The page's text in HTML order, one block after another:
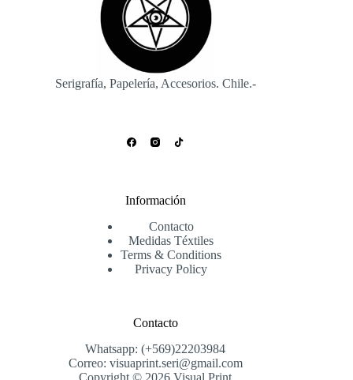
Serigrafía, Papelería, Accesorios. Chile.-
Información
Contacto
Medidas Téxtiles
Terms & Conditions
Privacy Policy
Contacto
Whatsapp: (+569)22203984
Correo: visuaprint.seri@gmail.com
Copyright © 2026 Visual Print